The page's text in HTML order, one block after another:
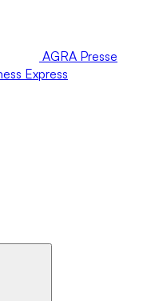
AGRA Presse
Express